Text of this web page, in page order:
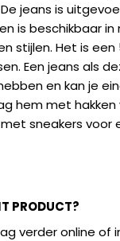
jeans is
is beschikbaar
stijlen. Het is
Een jeans als
en kan je
hem met hakken
sneakers voor
PRODUCT?
verder online of